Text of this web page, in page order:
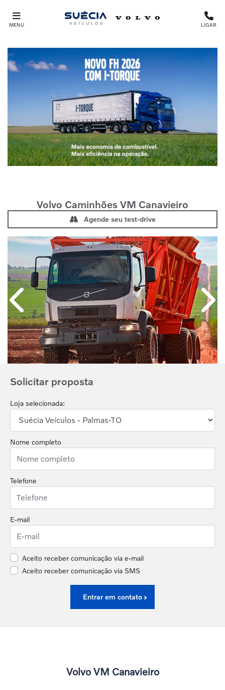
MENU LIGAR
Volvo Caminhões VM Canavieiro
Agende seu test-drive
Solicitar proposta
Loja selecionada:
Nome completo
Telefone
E-mail
Aceito receber comunicação via e-mail
Aceito receber comunicação via SMS
Entrar em contato
Anterior
Volvo VM Canavieiro